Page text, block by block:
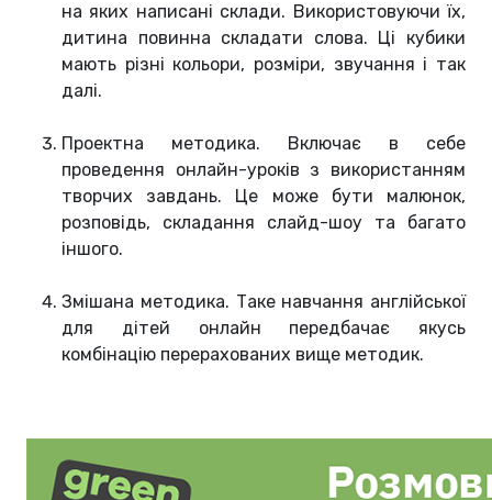
на яких написані склади. Використовуючи їх,
дитина повинна складати слова. Ці кубики
мають різні кольори, розміри, звучання і так
далі.
Проектна методика. Включає в себе
проведення онлайн-уроків з використанням
творчих завдань. Це може бути малюнок,
розповідь, складання слайд-шоу та багато
іншого.
Змішана методика. Таке навчання англійської
для дітей онлайн передбачає якусь
комбінацію перерахованих вище методик.